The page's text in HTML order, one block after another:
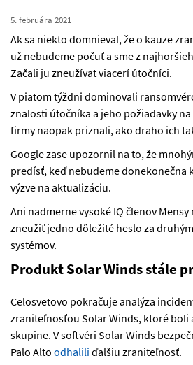
5. februára 2021
Ak sa niekto domnieval, že o kauze
už nebudeme počuť a sme z
Začali ju zneužívať viacerí útočníci.
V piatom týždni dominovali
znalosti útočníka a jeho požiadavky
firmy naopak priznali, ako draho ich
Google zase upozornil na to, že
predísť, keď nebudeme donekonečna
výzve na aktualizáciu.
Ani nadmerne vysoké IQ členov
zneužiť jedno dôležité heslo za
systémov.
Produkt Solar Winds stále
Celosvetovo pokračuje analýza
zraniteľnosťou Solar Winds, ktoré boli
skupine. V softvéri Solar Winds
Palo Alto odhalili ďalšiu zraniteľnosť.